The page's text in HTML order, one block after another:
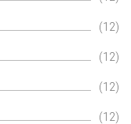
(12)
(12)
(12)
(12)